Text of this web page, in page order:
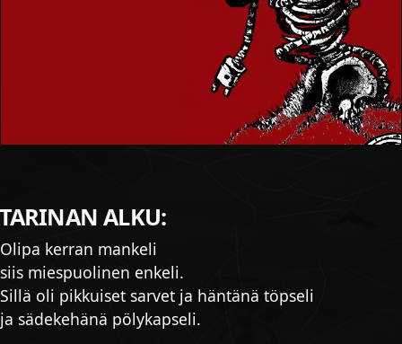
ALKU:
Olipa kerran mankeli
siis miespuolinen enkeli.
Sillä oli pikkuiset sarvet ja häntänä töpseli
ja sädekehänä pölykapseli.